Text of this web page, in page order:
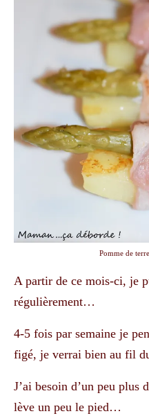
Pomme de
A partir de ce mois-ci, je
régulièrement…
4-5 fois par semaine je
figé, je verrai bien au fil
J’ai besoin d’un peu plus
lève un peu le pied…